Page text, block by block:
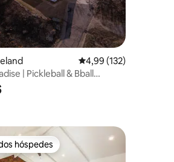
de 5, 124 avaliações
4,99 de uma avaliação
4,99 (132)
| Pickleball & Bball
hóspedes
hóspedes